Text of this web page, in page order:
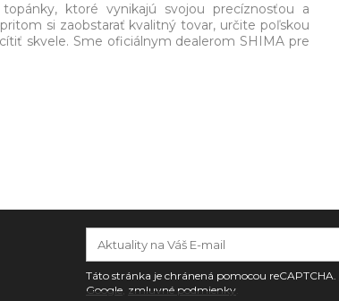
ktoré vynikajú svojou precíznosťou a
si zaobstarať kvalitný tovar, určite poľskou
skvele. Sme oficiálnym dealerom SHIMA pre
Táto stránka je chránená pomocou reCAPTCHA.
Google zmluvné podmienky